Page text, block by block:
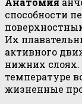
способности
Их
активного
нижних слоях.
температуре
жизненные